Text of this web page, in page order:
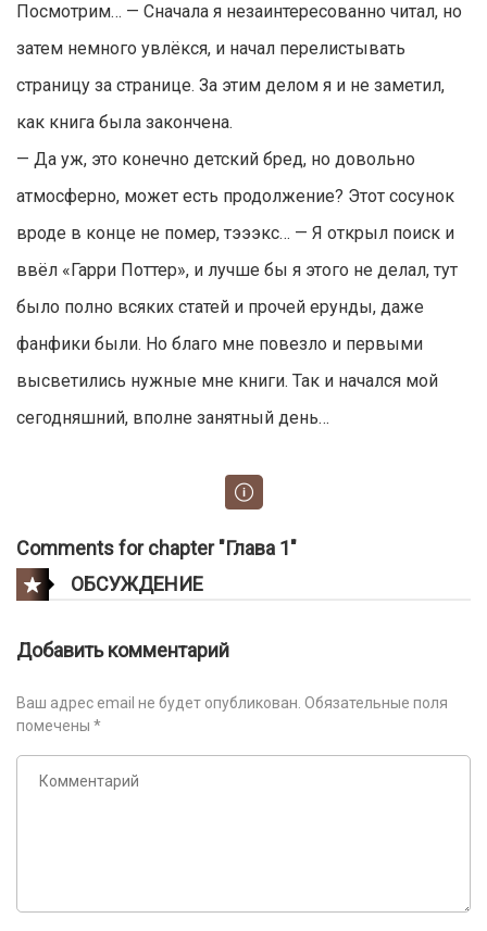
Посмотрим… — Cначала я незаинтересованно читал, но
затем немного увлёкся, и начал перелистывать
страницу за странице. За этим делом я и не заметил,
как книга была закончена.
— Да уж, это конечно детский бред, но довольно
атмосферно, может есть продолжение? Этот сосунок
вроде в конце не помер, тэээкс… — Я открыл поиск и
ввёл «Гарри Поттер», и лучше бы я этого не делал, тут
было полно всяких статей и прочей ерунды, даже
фанфики были. Но благо мне повезло и первыми
высветились нужные мне книги. Так и начался мой
сегодняшний, вполне занятный день…
Comments for chapter "Глава 1"
ОБСУЖДЕНИЕ
Добавить комментарий
Ваш адрес email не будет опубликован. Обязательные поля
помечены *